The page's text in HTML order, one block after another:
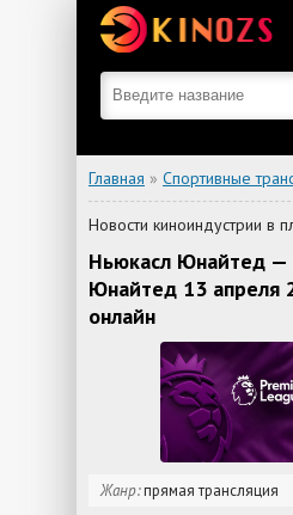
Главная » Спортивные
Новости киноиндустрии в
Ньюкасл Юнайтед —
Юнайтед 13 апреля
онлайн
Жанр:прямая трансляция